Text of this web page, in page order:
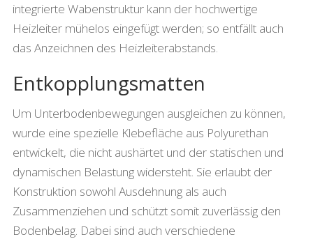
integrierte Wabenstruktur kann der hochwertige
Heizleiter mühelos eingefügt werden; so entfällt auch
das Anzeichnen des Heizleiterabstands.
Entkopplungsmatten
Um Unterbodenbewegungen ausgleichen zu können,
wurde eine spezielle Klebefläche aus Polyurethan
entwickelt, die nicht aushärtet und der statischen und
dynamischen Belastung widersteht. Sie erlaubt der
Konstruktion sowohl Ausdehnung als auch
Zusammenziehen und schützt somit zuverlässig den
Bodenbelag. Dabei sind auch verschiedene